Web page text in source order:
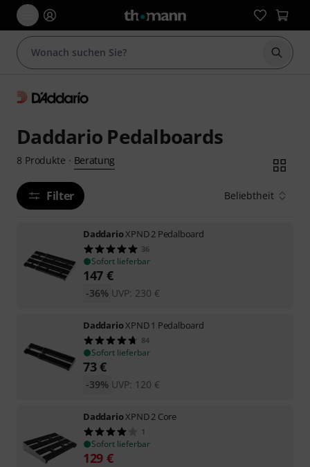
Suche
Daddario Pedalboards
8 Produkte · Beratung
Filter Beliebtheit
DaddarioXPND 2 Pedalboard
36
Sofort lieferbar
147 €
UVP: 230 €
-36%
DaddarioXPND 1 Pedalboard
84
Sofort lieferbar
73€
UVP: 120 €
-39%
DaddarioXPND 2 Core
1
Sofort lieferbar
129 €